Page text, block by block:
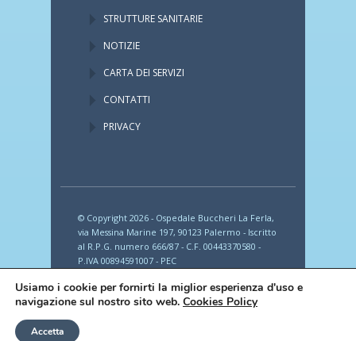
STRUTTURE SANITARIE
NOTIZIE
CARTA DEI SERVIZI
CONTATTI
PRIVACY
© Copyright 2026 - Ospedale Buccheri La Ferla,
via Messina Marine 197, 90123 Palermo - Iscritto
al R.P.G. numero 666/87 - C.F. 00443370580 -
P.IVA 00894591007 - PEC
Usiamo i cookie per fornirti la miglior esperienza d'uso e
navigazione sul nostro sito web. Cookies Policy
Accetta